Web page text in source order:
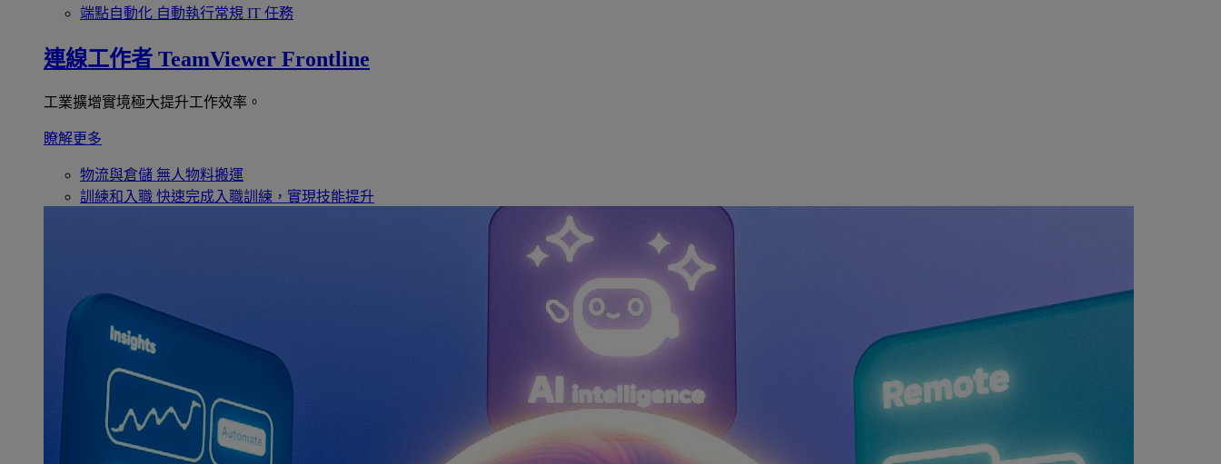
端點自動化 自動執行常規 IT 任務
連線工作者 TeamViewer Frontline
工業擴增實境極大提升工作效率。
瞭解更多
物流與倉儲 無人物料搬運
訓練和入職 快速完成入職訓練，實現技能提升